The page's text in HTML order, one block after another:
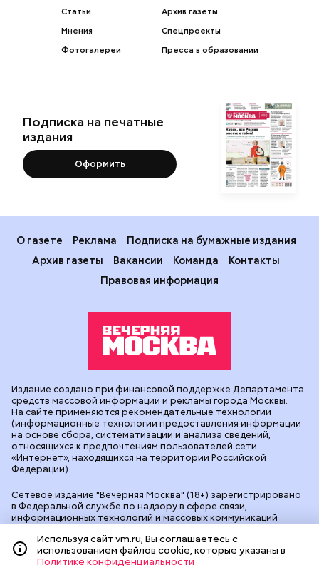
Статьи
Мнения
Фотогалереи
Архив газеты
Спецпроекты
Пресса в образовании
Подписка на печатные
издания
Оформить
О газете Реклама
Подписка на бумажные издания
Архив газеты
Вакансии Команда
Контакты
Правовая информация
Сетевое издание "Вечерняя Москва" (18+) зарегистрировано
в Федеральной службе по надзору в сфере связи,
информационных технологий и массовых коммуникаций
90524 от 09.12.2025. Учредитель: АО "Редакция газеты
"Вечерняя Москва". Главный редактор vm.ru: Александр
Геннадьевич Глуходедов. Адрес редакции: 127015, г.Москва,
Издание создано при финансовой поддержке Департамента
средств массовой информации и рекламы города Москвы.
На сайте применяются рекомендательные технологии
(информационные технологии предоставления информации
на основе сбора, систематизации и анализа сведений,
относящихся к предпочтениям пользователей сети
«Интернет», находящихся на территории Российской
Федерации).
Используя сайт vm.ru, Вы соглашаетесь с
использованием файлов cookie, которые указаны в
Политике конфиденциальности